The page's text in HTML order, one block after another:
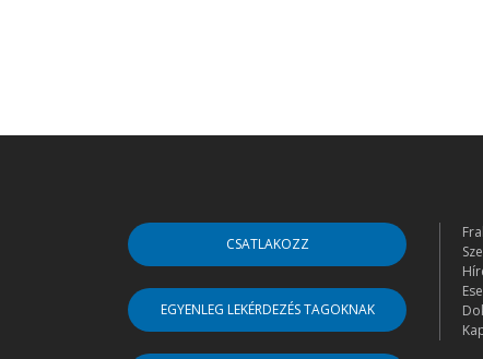
CSATLAKOZZ
EGYENLEG LEKÉRDEZÉS TAGOKNAK